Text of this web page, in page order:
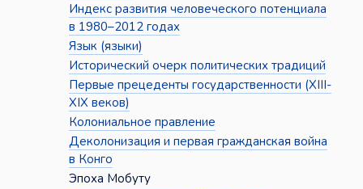
Индекс развития человеческого потенциала
в 1980–2012 годах
Язык (языки)
Исторический очерк политических традиций
Первые прецеденты государственности (XIII-
XIX веков)
Колониальное правление
Деколонизация и первая гражданская война
в Конго
Эпоха Мобуту